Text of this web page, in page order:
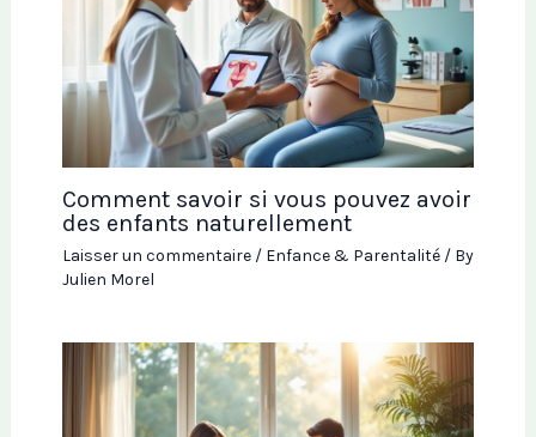
Comment savoir si vous pouvez avoir
des enfants naturellement
Laisser un commentaire / Enfance & Parentalité/ By
Julien Morel